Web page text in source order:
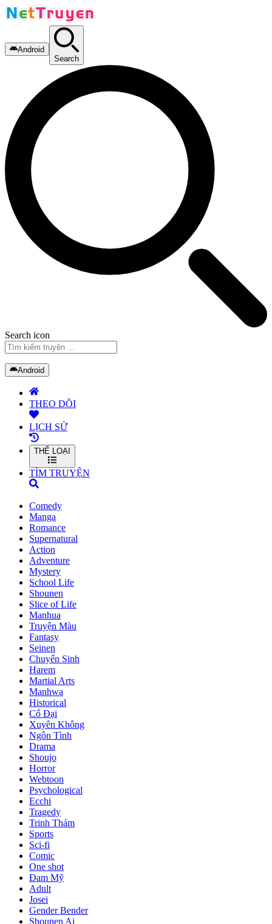
Android
Search
Search icon
Android
THEO DÕI
LỊCH SỬ
THỂ LOẠI
TÌM TRUYỆN
Comedy
Manga
Romance
Supernatural
Action
Adventure
Mystery
School Life
Shounen
Slice of Life
Manhua
Truyện Màu
Fantasy
Seinen
Chuyển Sinh
Harem
Martial Arts
Manhwa
Historical
Cổ Đại
Xuyên Không
Ngôn Tình
Drama
Shoujo
Horror
Webtoon
Psychological
Ecchi
Tragedy
Trinh Thám
Sports
Sci-fi
Comic
One shot
Đam Mỹ
Adult
Josei
Gender Bender
Shounen Ai